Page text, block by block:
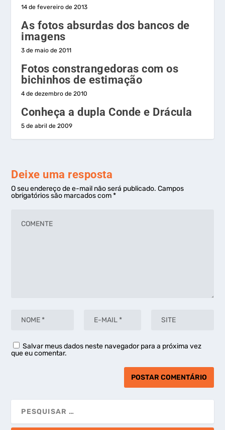
14 de fevereiro de 2013
As fotos absurdas dos bancos de
imagens
3 de maio de 2011
Fotos constrangedoras com os
bichinhos de estimação
4 de dezembro de 2010
Conheça a dupla Conde e Drácula
5 de abril de 2009
Deixe uma resposta
O seu endereço de e-mail não será publicado. Campos
obrigatórios são marcados com*
Salvar meus dados neste navegador para a próxima vez
que eu comentar.